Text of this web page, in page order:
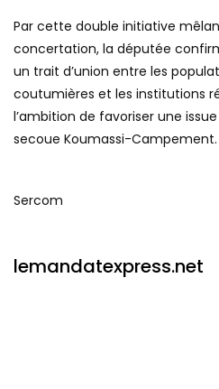
Par cette double initiative
concertation, la députée
un trait d’union entre les
coutumières et les institutions
l’ambition de favoriser une
secoue Koumassi-Campement.
Sercom
lemandatexpress.net